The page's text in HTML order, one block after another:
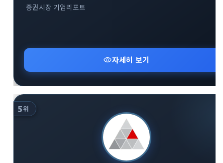
증권시장 기업리포트
visibility자세히 보기
5위